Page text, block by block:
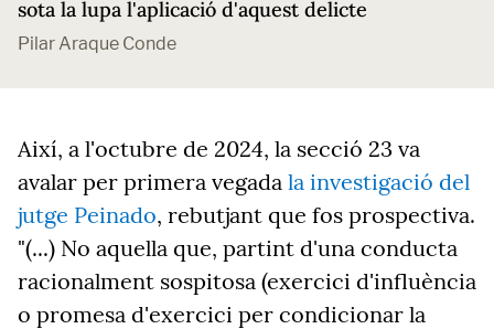
sota la lupa l'aplicació d'aquest delicte
Pilar Araque Conde
Així, a l'octubre de 2024, la secció 23 va
avalar per primera vegada la investigació del
jutge Peinado, rebutjant que fos prospectiva.
"(...) No aquella que, partint d'una conducta
racionalment sospitosa (exercici d'influència
o promesa d'exercici per condicionar la